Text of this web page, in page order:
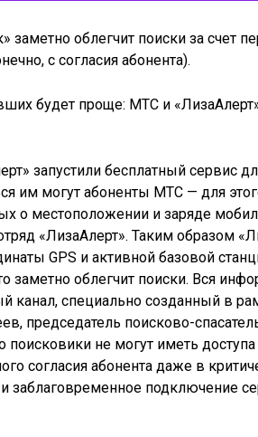
заметно облегчит поиски за счет
с согласия абонента).
запустили бесплатный сервис
им могут абоненты МТС — для
о местоположении и заряде
«ЛизаАлерт». Таким образом
GPS и активной базовой
заметно облегчит поиски. Вся
канал, специально созданный в
председатель поисково-
поисковики не могут иметь
согласия абонента даже в
заблаговременное подключение